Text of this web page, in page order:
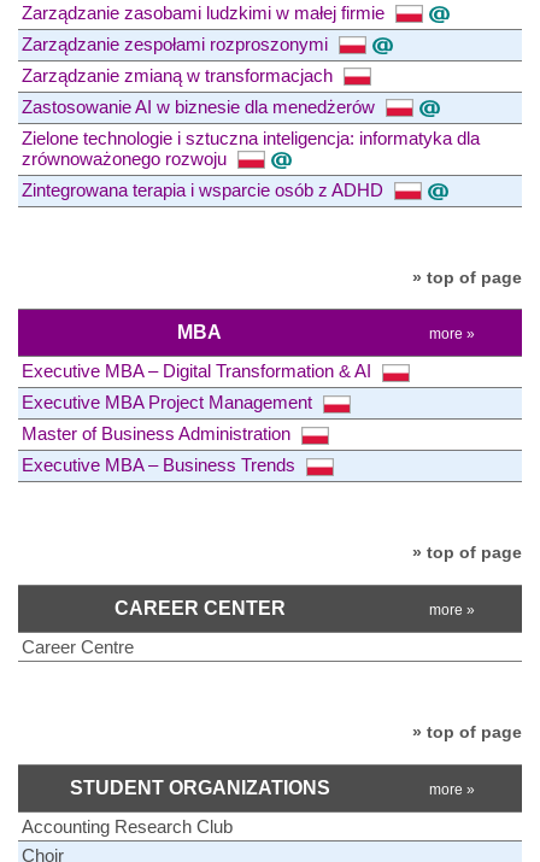
Zarządzanie zasobami ludzkimi w małej firmie
Zarządzanie zespołami rozproszonymi
Zarządzanie zmianą w transformacjach
Zastosowanie AI w biznesie dla menedżerów
Zielone technologie i sztuczna inteligencja: informatyka dla
zrównoważonego rozwoju
Zintegrowana terapia i wsparcie osób z ADHD
» top of page
MBA more »
Executive MBA – Digital Transformation & AI
Executive MBA Project Management
Master of Business Administration
Executive MBA – Business Trends
» top of page
CAREER CENTER more »
Career Centre
» top of page
STUDENT ORGANIZATIONS more »
Accounting Research Club
Choir